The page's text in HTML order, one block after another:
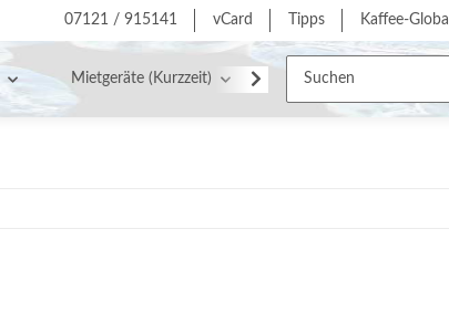
07121 / 915141 vCard Tipps Kaffee-Global
Mietgeräte (Kurzzeit) Service/Dienstleistung